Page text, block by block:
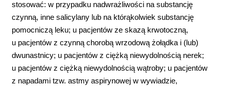
stosować: w przypadku nadwrażliwości na substancję
czynną, inne salicylany lub na którąkolwiek substancję
pomocniczą leku; u pacjentów ze skazą krwotoczną,
u pacjentów z czynną chorobą wrzodową żołądka i (lub)
dwunastnicy; u pacjentów z ciężką niewydolnością nerek;
u pacjentów z ciężką niewydolnością wątroby; u pacjentów
z napadami tzw. astmy aspirynowej w wywiadzie,